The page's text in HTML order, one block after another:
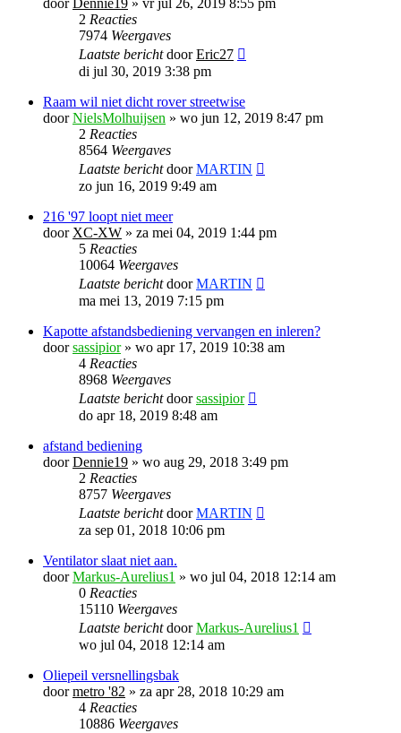
2 Reacties
7974 Weergaves
Laatste berichtdoorEric27
di jul 30, 2019 3:38 pm
Raam wil niet dicht rover streetwise
doorNielsMolhuijsen » wo jun 12, 2019 8:47 pm
2 Reacties
8564 Weergaves
Laatste berichtdoorMARTIN
zo jun 16, 2019 9:49 am
216 '97 loopt niet meer
door XC-XW » za mei 04, 2019 1:44 pm
5 Reacties
10064 Weergaves
Laatste berichtdoorMARTIN
ma mei 13, 2019 7:15 pm
Kapotte afstandsbediening vervangen en inleren?
doorsassipior» wo apr 17, 2019 10:38 am
4 Reacties
8968 Weergaves
Laatste berichtdoorsassipior
do apr 18, 2019 8:48 am
afstand bediening
doorDennie19 » wo aug 29, 2018 3:49 pm
2 Reacties
8757 Weergaves
Laatste berichtdoorMARTIN
za sep 01, 2018 10:06 pm
Ventilator slaat niet aan.
doorMarkus-Aurelius1 » wo jul 04, 2018 12:14 am
0 Reacties
15110 Weergaves
Laatste berichtdoorMarkus-Aurelius1
wo jul 04, 2018 12:14 am
Oliepeil versnellingsbak
doormetro '82 » za apr 28, 2018 10:29 am
4 Reacties
10886 Weergaves